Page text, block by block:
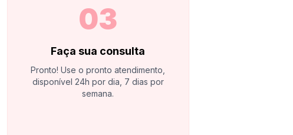
03
Faça sua consulta
Pronto! Use o pronto atendimento,
disponível 24h por dia, 7 dias por
semana.